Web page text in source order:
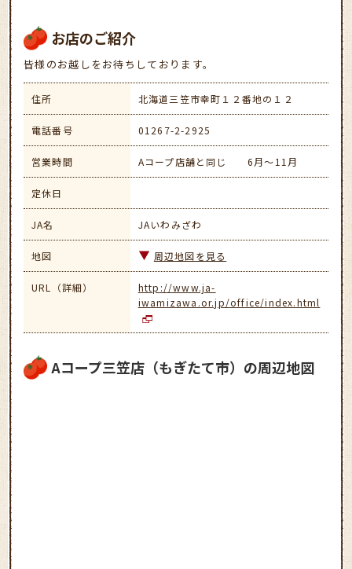
お店のご紹介
皆様のお越しをお待ちしております。
住所 北海道三笠市幸町１２番地の１２
電話番号 01267-2-2925
営業時間 Aコープ店舗と同じ 6月～11月
定休日
JA名 JAいわみざわ
地図 周辺地図を見る
URL（詳細）
http://www.ja-
iwamizawa.or.jp/office/index.html
Aコープ三笠店（もぎたて市）の周辺地図